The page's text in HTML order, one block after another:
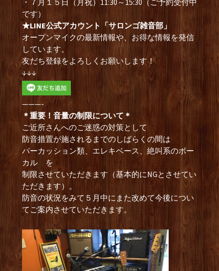
・７月１５日（月祝）11:30～15:30（ご予約受付中
です）
★LINE公式アカウント「サロンゴ雑音部」
オープンマイクの最新情報や、お得な情報を発信
しています。
友だち登録をよろしくお願いします！
↓↓↓
———-
＊重要！音量の制限について＊
ご近所さんへのご迷惑の対策として
防音措置が施されるまでのしばらくの間は
パーカッション類、エレキベース、絶叫系のボー
カル を
制限させていただきます（基本的にNGとさせてい
ただきます）。
防音の状況をみて５月中にまた改めて今後につい
てご案内させていただきます。